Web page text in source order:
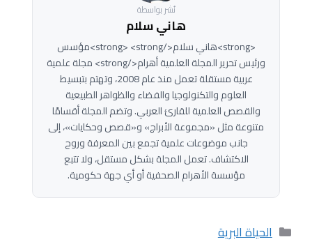
نُشر بواسطة
هاني سلام
<strong>هاني سلام</strong> <strong>مؤسس
ورئيس تحرير المجلة العلمية أهرام</strong> مجلة علمية
عربية مستقلة تعمل منذ عام 2008، وتهتم بتبسيط
العلوم والتكنولوجيا والفضاء والظواهر الطبيعية
والقصص العلمية للقارئ العربي. وتضم المجلة أقسامًا
متنوعة مثل «مجموعة الأبراج» و«قصص وحكايات»، إلى
جانب موضوعات علمية تجمع بين المعرفة وروح
الاكتشاف. تعمل المجلة بشكل مستقل، ولا تتبع
مؤسسة الأهرام الصحفية أو أي جهة حكومية.
التصنيفات
الحياة البرية